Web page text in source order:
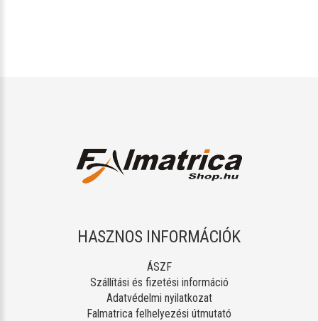
HASZNOS INFORMÁCIÓK
ÁSZF
Szállítási és fizetési információ
Adatvédelmi nyilatkozat
Falmatrica felhelyezési útmutató